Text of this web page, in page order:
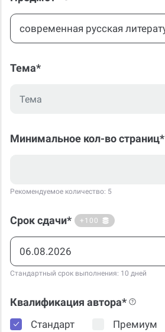
Тема*
Минимальное кол-во страниц*
Рекомендуемое количество: 5
Срок сдачи* +100
Стандартный срок выполнения: 10 дней
Квалификация автора*
Стандарт Премиум